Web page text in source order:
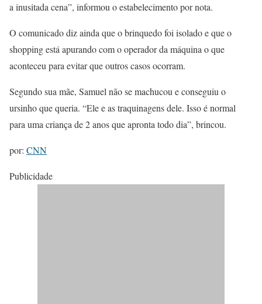
a inusitada cena”, informou o estabelecimento por nota.
O comunicado diz ainda que o brinquedo foi isolado e que o
shopping está apurando com o operador da máquina o que
aconteceu para evitar que outros casos ocorram.
Segundo sua mãe, Samuel não se machucou e conseguiu o
ursinho que queria. “Ele e as traquinagens dele. Isso é normal
para uma criança de 2 anos que apronta todo dia”, brincou.
por: CNN
Publicidade